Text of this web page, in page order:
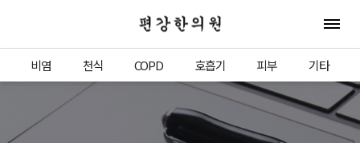
편강한의원 전체
비염 천식 COPD 호흡기 피부 기타